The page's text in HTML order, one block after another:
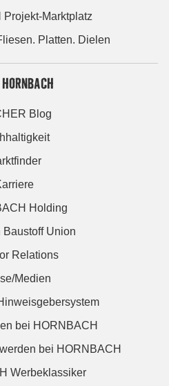
Projekt-Marktplatz
Platten. Dielen
Blog
Holding
Baustoff Union
Relations
Medien
bei HORNBACH
bei HORNBACH
Werbeklassiker